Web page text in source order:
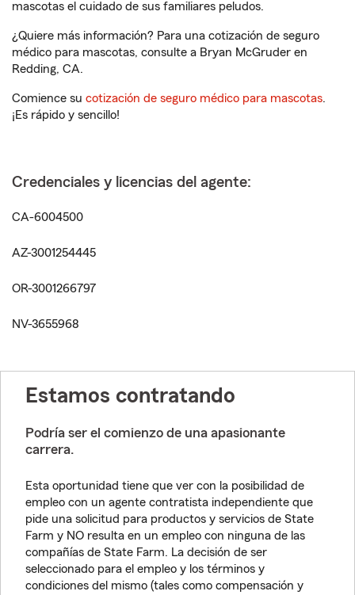
mascotas el cuidado de sus familiares peludos.
¿Quiere más información? Para una cotización de seguro
médico para mascotas, consulte a Bryan McGruder en
Redding, CA.
Comience su cotización de seguro médico para mascotas.
¡Es rápido y sencillo!
Credenciales y licencias del agente:
CA-6004500
AZ-3001254445
OR-3001266797
NV-3655968
Estamos contratando
Podría ser el comienzo de una apasionante
carrera.
Esta oportunidad tiene que ver con la posibilidad de
empleo con un agente contratista independiente que
pide una solicitud para productos y servicios de State
Farm y NO resulta en un empleo con ninguna de las
compañías de State Farm. La decisión de ser
seleccionado para el empleo y los términos y
condiciones del mismo (tales como compensación y